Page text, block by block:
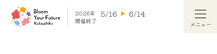
2026年 5/16 6/14
開催終了